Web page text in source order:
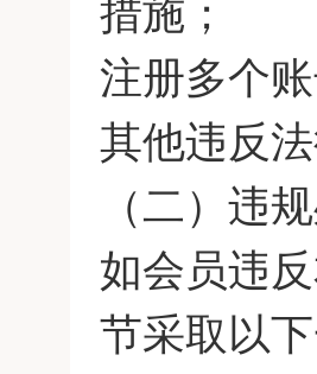
措施；
注册多个
其他违反
（二）违
如会员违
节采取以